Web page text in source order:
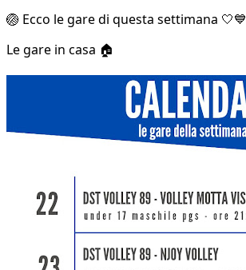
🏐 Ecco le gare di questa settimana 🤍💙
Le gare in casa 🏠